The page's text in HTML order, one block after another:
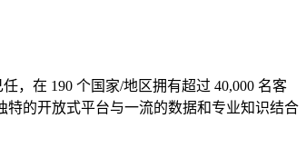
，在 190 个国家/地区拥有超过 40,000 名客
特的开放式平台与一流的数据和专业知识结合